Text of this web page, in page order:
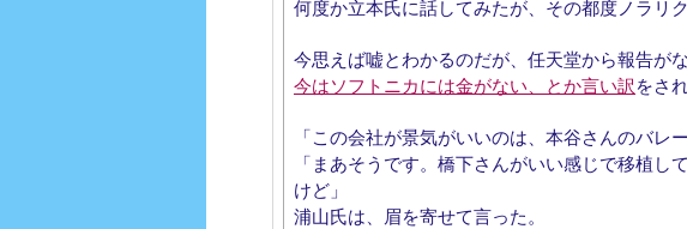
何度か立本氏に話してみたが、その都度ノラリ
今思えば嘘とわかるのだが、任天堂から報告がな
今はソフトニカには金がない、とか言い訳 をさ
「この会社が景気がいいのは、本谷さんのバレ
「まあそうです。橋下さんがいい感じで移植し
けど」
浦山氏は、眉を寄せて言った。